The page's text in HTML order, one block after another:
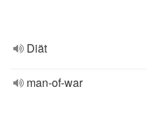
Diät
man-of-war